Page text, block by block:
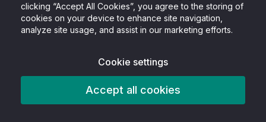
clicking “Accept All Cookies”, you agree to the storing of
cookies on your device to enhance site navigation,
analyze site usage, and assist in our marketing efforts.
Cookie settings
Accept all cookies